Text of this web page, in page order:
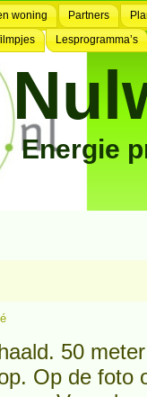
woning Partners
Lesprogramma’s
Energie
50
Op de foto